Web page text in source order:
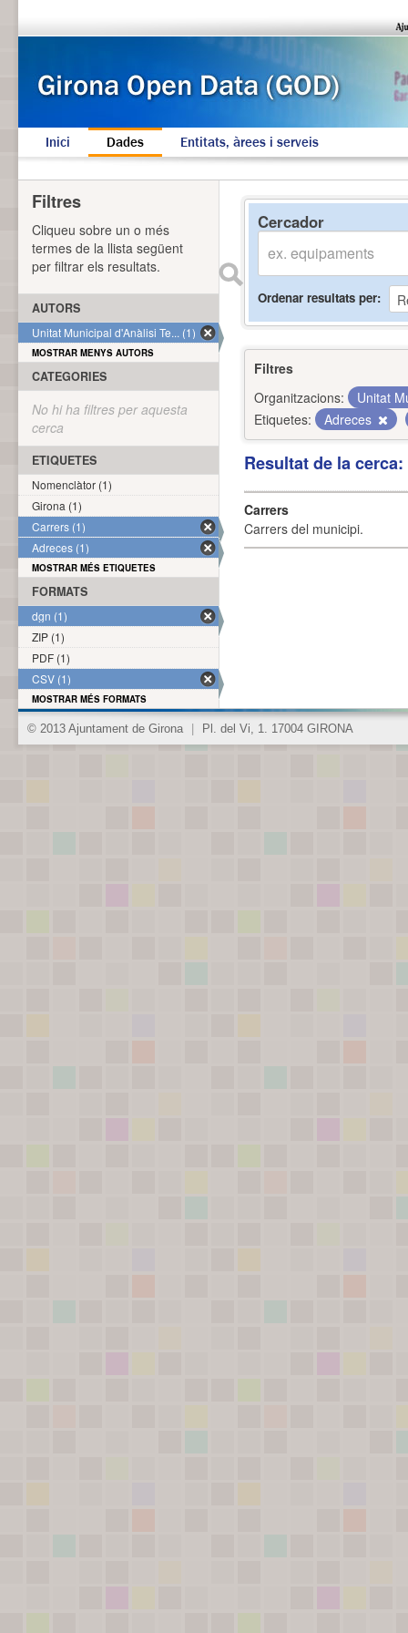
Inici Dades Entitats, àrees i serveis
Cercador
Ordenar resultats per
Filtres
Organitzacions:
Unitat
Etiquetes:
Adreces
Resultat de la
Carrers
Carrers del municipi.
Filtres
Cliqueu sobre un o més
termes de la llista següent
per filtrar els resultats.
AUTORS
Unitat Municipal d'Anàlisi Te... (1)
MOSTRAR MENYS AUTORS
CATEGORIES
No hi ha filtres per aquesta
cerca
ETIQUETES
Nomenclàtor (1)
Girona (1)
Carrers (1)
Adreces (1)
MOSTRAR MÉS ETIQUETES
FORMATS
dgn (1)
ZIP (1)
PDF (1)
CSV (1)
MOSTRAR MÉS FORMATS
© 2013 Ajuntament de Girona Pl. del Vi, 1. 17004 GIRONA